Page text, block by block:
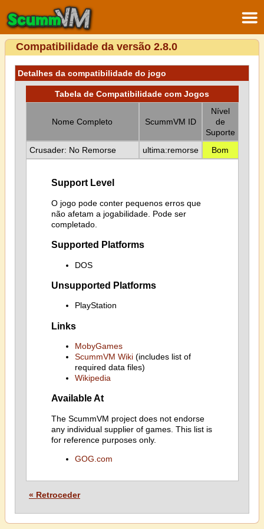
Compatibilidade da versão 2.8.0
Detalhes da compatibilidade do jogo
Tabela de Compatibilidade com Jogos
Nome Completo ScummVM ID
Nível
de
Suporte
Crusader: No Remorse
ultima:remorse Bom
Support Level
O jogo pode conter pequenos erros que
não afetam a jogabilidade. Pode ser
completado.
Supported Platforms
DOS
Unsupported Platforms
PlayStation
Links
MobyGames
ScummVM Wiki(includes list of
required data files)
Wikipedia
Available At
The ScummVM project does not endorse
any individual supplier of games. This list is
for reference purposes only.
GOG.com
« Retroceder